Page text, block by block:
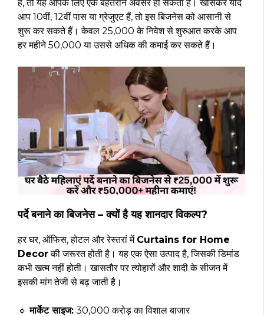
हैं, तो यह आपके लिए एक बेहतरीन अवसर हो सकता है। खासकर यदि
आप 10वीं, 12वीं पास या ग्रेजुएट हैं, तो इस बिजनेस को आसानी से
शुरू कर सकते हैं। केवल ₹25,000 के निवेश से शुरुआत करके आप
हर महीने ₹50,000 या उससे अधिक की कमाई कर सकते हैं।
पर्दे बनाने का बिजनेस – क्यों है यह शानदार विकल्प?
हर घर, ऑफिस, होटल और रेस्तरां में Curtains for Home
Decorकी जरूरत होती है। यह एक ऐसा उत्पाद है, जिसकी डिमांड
कभी खत्म नहीं होती। खासतौर पर त्योहारों और शादी के सीजन में
इसकी मांग तेजी से बढ़ जाती है।
🔹मार्केट साइज: ₹30,000 करोड़ का विशाल बाजार